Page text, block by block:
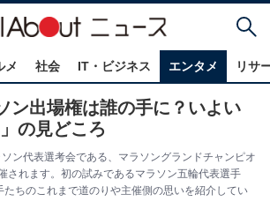
メ 社会 IT・ビジネス エンタメ リサ
ン出場権は誰の手に？いよい
の見どころ
ン代表選考会である、マラソングランドチャンピオ
されます。初の試みであるマラソン五輪代表選手
たちのこれまで道のりや主催側の思いを紹介してい